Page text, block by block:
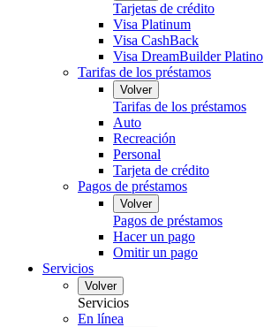
Tarjetas de crédito
Visa Platinum
Visa CashBack
Visa DreamBuilder Platino
Tarifas de los préstamos
Volver
Tarifas de los préstamos
Auto
Recreación
Personal
Tarjeta de crédito
Pagos de préstamos
Volver
Pagos de préstamos
Hacer un pago
Omitir un pago
Servicios
Volver
Servicios
En línea